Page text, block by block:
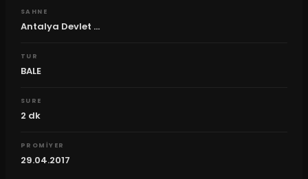
SAHNE
Antalya Devlet ...
TUR
BALE
SURE
2 dk
PROMIYER
29.04.2017